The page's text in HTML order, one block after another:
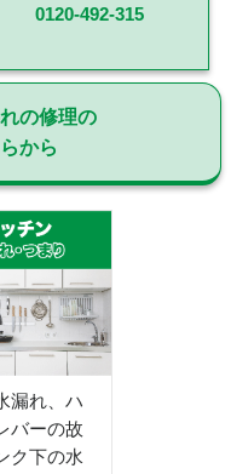
0120-492-315
の修理の
から
漏れ、ハ
バーの故
ク下の水